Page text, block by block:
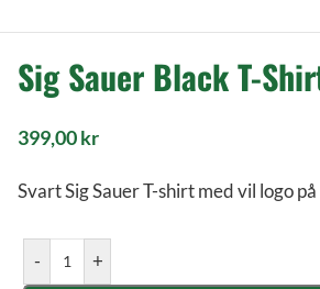
Sig Sauer Black T-
399,00kr
Svart Sig Sauer T-shirt med vil logo
- +